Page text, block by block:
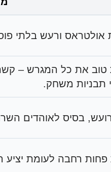
אולטראס ורעש בלתי
טוב את כל המגרש –
תבניות משחק.
רועש, בסיס לאוהדים
פחות רחבה לעומת יציע